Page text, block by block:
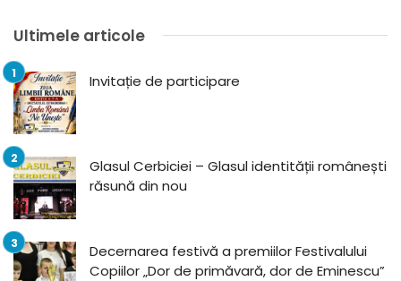
Ultimele articole
Invitație de participare
Glasul Cerbiciei – Glasul identității românești
răsună din nou
Decernarea festivă a premiilor Festivalului
Copiilor „Dor de primăvară, dor de Eminescu”